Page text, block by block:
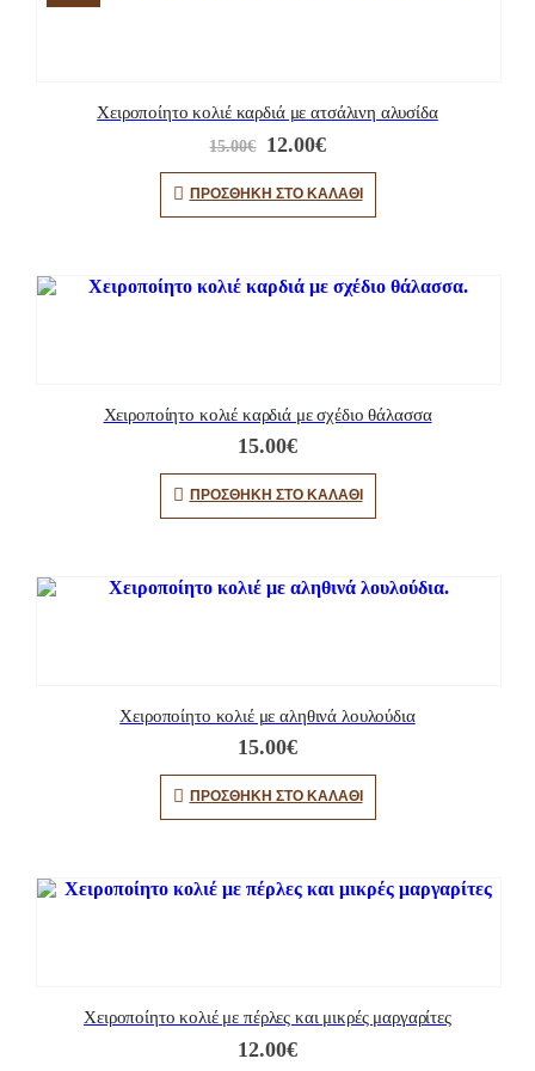
Χειροποίητο κολιέ καρδιά με ατσάλινη αλυσίδα
15.00€ Original
was:
15.00€.
12.00€Η
τιμή
είναι:
ΠΡΟΣΘΉΚΗ ΣΤΟ ΚΑΛΆΘΙ
Χειροποίητο κολιέ καρδιά με σχέδιο θάλασσα
15.00€
ΠΡΟΣΘΉΚΗ ΣΤΟ ΚΑΛΆΘΙ
Χειροποίητο κολιέ με αληθινά λουλούδια
15.00€
ΠΡΟΣΘΉΚΗ ΣΤΟ ΚΑΛΆΘΙ
Χειροποίητο κολιέ με πέρλες και μικρές μαργαρίτες
12.00€